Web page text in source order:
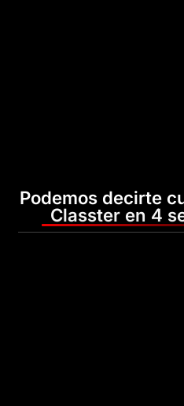
Podemos decirte
Classter en 4